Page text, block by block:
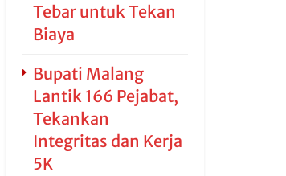
Tebar untuk Tekan
Biaya
Bupati Malang
Lantik 166 Pejabat,
Tekankan
Integritas dan Kerja
5K